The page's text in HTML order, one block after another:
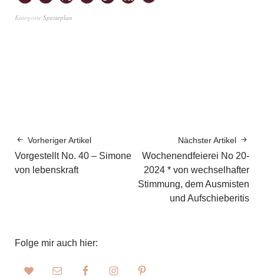
Kategorie Speiseplan
Vorheriger Artikel
Vorgestellt No. 40 – Simone
von lebenskraft
Nächster Artikel
Wochenendfeierei No 20-
2024 * von wechselhafter
Stimmung, dem Ausmisten
und Aufschieberitis
Folge mir auch hier: